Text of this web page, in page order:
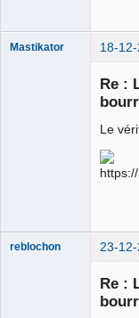
Mastikator 18-
Re :
Le
reblochon 23-
Re :